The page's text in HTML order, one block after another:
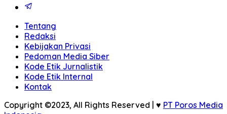
Tentang
Redaksi
Kebijakan Privasi
Pedoman Media Siber
Kode Etik Jurnalistik
Kode Etik Internal
Kontak
Copyright ©2023, All Rights Reserved | ♥ PT Poros Media